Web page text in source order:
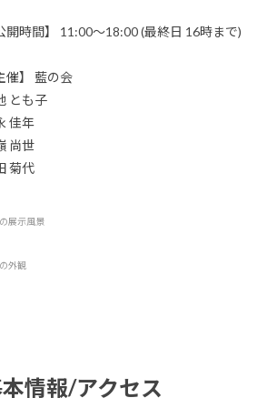
開時間】 11:00～18:00 (最終日 16時まで)
催】 藍の会
とも子
佳年
尚世
菊代
展示風景
外観
情報/アクセス